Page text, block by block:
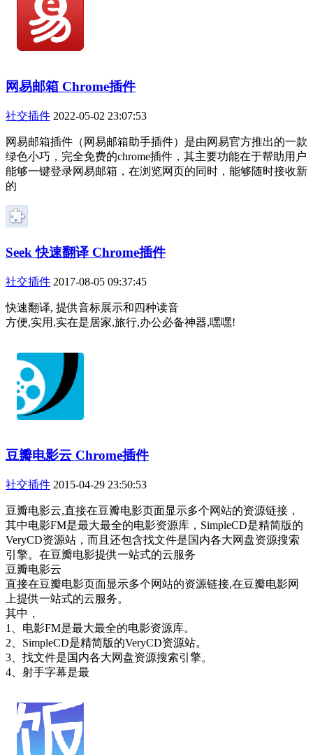
网易邮箱 Chrome插件
社交插件 2022-05-02 23:07:53
网易邮箱插件（网易邮箱助手插件）是由网易官方推出的一款
绿色小巧，完全免费的chrome插件，其主要功能在于帮助用户
能够一键登录网易邮箱，在浏览网页的同时，能够随时接收新
的
Seek 快速翻译 Chrome插件
社交插件 2017-08-05 09:37:45
快速翻译, 提供音标展示和四种读音
方便,实用,实在是居家,旅行,办公必备神器,嘿嘿!
豆瓣电影云 Chrome插件
社交插件 2015-04-29 23:50:53
豆瓣电影云,直接在豆瓣电影页面显示多个网站的资源链接，
其中电影FM是最大最全的电影资源库，SimpleCD是精简版的
VeryCD资源站，而且还包含找文件是国内各大网盘资源搜索
引擎。在豆瓣电影提供一站式的云服务
豆瓣电影云
直接在豆瓣电影页面显示多个网站的资源链接,在豆瓣电影网
上提供一站式的云服务。
其中，
1、电影FM是最大最全的电影资源库。
2、SimpleCD是精简版的VeryCD资源站。
3、找文件是国内各大网盘资源搜索引擎。
4、射手字幕是最